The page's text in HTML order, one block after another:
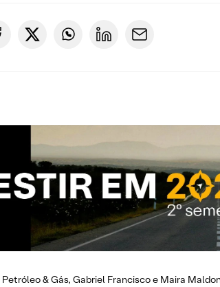
& Gás, Gabriel Francisco e Maira